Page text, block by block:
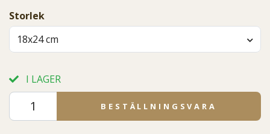
Storlek
18x24 cm
I LAGER
BESTÄLLNINGSVARA